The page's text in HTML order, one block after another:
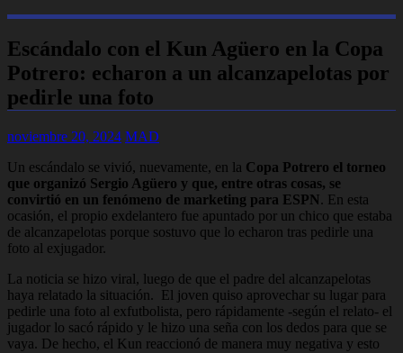
Escándalo con el Kun Agüero en la Copa
Potrero: echaron a un alcanzapelotas por
pedirle una foto
noviembre 20, 2024 MAD
Un escándalo se vivió, nuevamente, en la Copa Potrero el torneo
que organizó Sergio Agüero y que, entre otras cosas, se
convirtió en un fenómeno de marketing para ESPN. En esta
ocasión, el propio exdelantero fue apuntado por un chico que estaba
de alcanzapelotas porque sostuvo que lo echaron tras pedirle una
foto al exjugador.
La noticia se hizo viral, luego de que el padre del alcanzapelotas
haya relatado la situación. El joven quiso aprovechar su lugar para
pedirle una foto al exfutbolista, pero rápidamente -según el relato- el
jugador lo sacó rápido y le hizo una seña con los dedos para que se
vaya. De hecho, el Kun reaccionó de manera muy negativa y esto